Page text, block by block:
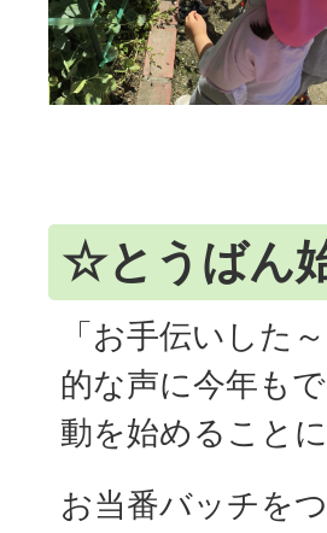
☆とうばん
「お手伝いした
的な声に今年も
動を始めること
お当番バッチを